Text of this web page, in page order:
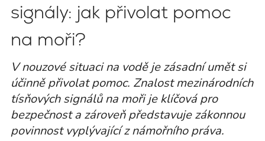
signály: jak přivolat pomoc
na moři?
V nouzové situaci na vodě je zásadní umět si
účinně přivolat pomoc. Znalost mezinárodních
tísňových signálů na moři je klíčová pro
bezpečnost a zároveň představuje zákonnou
povinnost vyplývající z námořního práva.